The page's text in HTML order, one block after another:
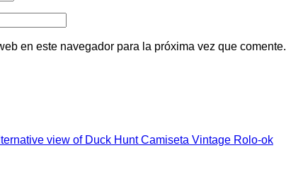
en este navegador para la próxima vez que comente.